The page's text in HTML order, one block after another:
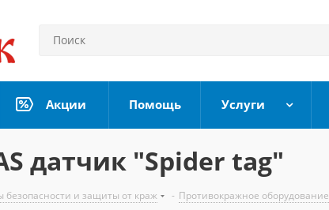
Акции Помощь Услуги
датчик "Spider tag"
безопасности и защиты от краж - Противокражное оборудование